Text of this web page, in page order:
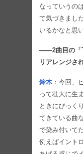
なっていうの
て気づきまし
いるかなと思
――2曲目の「
リアレンジさ
鈴木 ：今回、
って壮大に生
ときにびっく
てきている曲
で染み付いて
例えばイント